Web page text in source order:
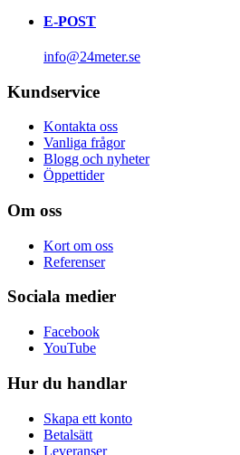
E-POST
info@24meter.se
Kundservice
Kontakta oss
Vanliga frågor
Blogg och nyheter
Öppettider
Om oss
Kort om oss
Referenser
Sociala medier
Facebook
YouTube
Hur du handlar
Skapa ett konto
Betalsätt
Leveranser